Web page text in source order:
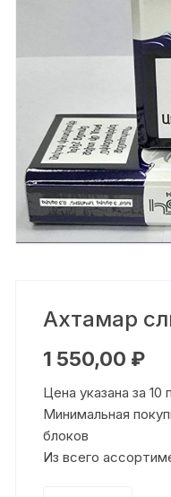
Ахтамар
1 550,00 ₽
Цена указана за 10
Минимальная
блоков
Из всего